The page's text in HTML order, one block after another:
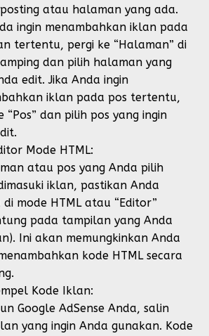
atau halaman yang ada.
ingin menambahkan iklan pada
tertentu, pergi ke “Halaman” di
dan pilih halaman yang
edit. Jika Anda ingin
iklan pada pos tertentu,
“Pos” dan pilih pos yang ingin
Mode HTML:
atau pos yang Anda pilih
iklan, pastikan Anda
di mode HTML atau “Editor”
pada tampilan yang Anda
Ini akan memungkinkan Anda
kode HTML secara
Kode Iklan:
Google AdSense Anda, salin
yang ingin Anda gunakan. Kode